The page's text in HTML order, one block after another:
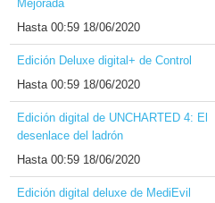
Mejorada
Hasta00:59 18/06/2020
Edición Deluxe digital+ de Control
Hasta00:59 18/06/2020
Edición digital de UNCHARTED 4: El
desenlace del ladrón
Hasta00:59 18/06/2020
Edición digital deluxe de MediEvil